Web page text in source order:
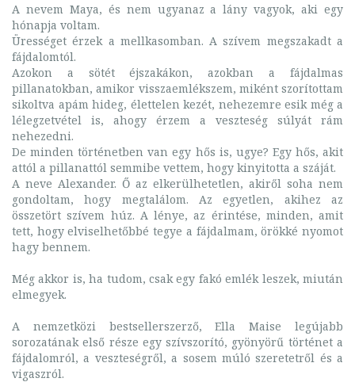
A nevem Maya, és nem ugyanaz a lány vagyok, aki egy
hónapja voltam.
Ürességet érzek a mellkasomban. A szívem megszakadt a
fájdalomtól.
Azokon a sötét éjszakákon, azokban a fájdalmas
pillanatokban, amikor visszaemlékszem, miként szorítottam
sikoltva apám hideg, élettelen kezét, nehezemre esik még a
lélegzetvétel is, ahogy érzem a veszteség súlyát rám
nehezedni.
De minden történetben van egy hős is, ugye? Egy hős, akit
attól a pillanattól semmibe vettem, hogy kinyitotta a száját.
A neve Alexander. Ő az elkerülhetetlen, akiről soha nem
gondoltam, hogy megtalálom. Az egyetlen, akihez az
összetört szívem húz. A lénye, az érintése, minden, amit
tett, hogy elviselhetőbbé tegye a fájdalmam, örökké nyomot
hagy bennem.
Még akkor is, ha tudom, csak egy fakó emlék leszek, miután
elmegyek.
A nemzetközi bestsellerszerző, Ella Maise legújabb
sorozatának első része egy szívszorító, gyönyörű történet a
fájdalomról, a veszteségről, a sosem múló szeretetről és a
vigaszról.